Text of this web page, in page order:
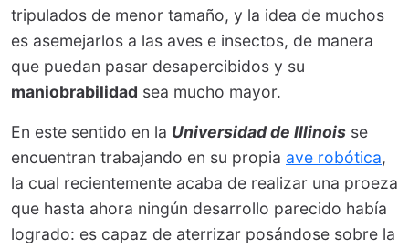
tripulados de menor tamaño, y la idea de muchos
es asemejarlos a las aves e insectos, de manera
que puedan pasar desapercibidos y su
maniobrabilidad sea mucho mayor.
En este sentido en la Universidad de Illinois se
encuentran trabajando en su propia ave robótica,
la cual recientemente acaba de realizar una proeza
que hasta ahora ningún desarrollo parecido había
logrado: es capaz de aterrizar posándose sobre la